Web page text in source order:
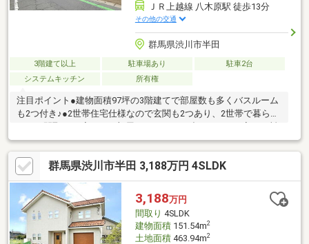
ＪＲ上越線 八木原駅 徒歩13分
その他の交通
群馬県渋川市半田
3階建て以上 駐車場あり
駐車2台
システムキッチン
所有権
注目ポイント●建物面積97坪の3階建てで部屋数も多くバスルーム
も2つ付き♪●2世帯住宅仕様なので玄関も2つあり、2世帯で暮らし
理教室などもできそうです
♪◇◆◇◆◇◆◇◆◇◆◇◆◇◆◇◆◇◆◇◆◇◆◇◆◇＜今
日見たい・資料だけ欲しい・近くの物件も見てみたい＞何でもご
相談ください♪☆当社で掲載していない物件でもご案内できま
す。☆住宅ローンに強い会社です。☆しつこい営業は一切いたし
ません。☆お電話はこちらから⇒0279-26-2673☆メールでのご対
応、資料請求も大歓迎です☆
群馬県渋川市半田 3,188万円 4SLDK
3,188万円
間取り 4SLDK
建物面積151.54m2
土地面積463.94m2